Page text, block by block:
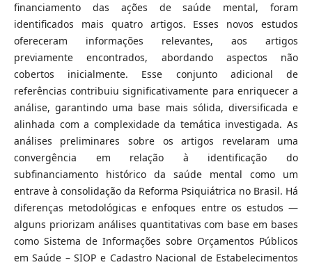
financiamento das ações de saúde mental, foram
identificados mais quatro artigos. Esses novos estudos
ofereceram informações relevantes, aos artigos
previamente encontrados, abordando aspectos não
cobertos inicialmente. Esse conjunto adicional de
referências contribuiu significativamente para enriquecer a
análise, garantindo uma base mais sólida, diversificada e
alinhada com a complexidade da temática investigada. As
análises preliminares sobre os artigos revelaram uma
convergência em relação à identificação do
subfinanciamento histórico da saúde mental como um
entrave à consolidação da Reforma Psiquiátrica no Brasil. Há
diferenças metodológicas e enfoques entre os estudos —
alguns priorizam análises quantitativas com base em bases
como Sistema de Informações sobre Orçamentos Públicos
em Saúde – SIOP e Cadastro Nacional de Estabelecimentos